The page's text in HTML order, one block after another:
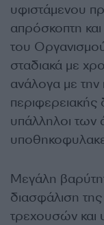
υφιστάμενου
απρόσκοπτη
του
σταδιακά με
ανάλογα με
υπάλληλοι των
Μεγάλη
διασφάλιση
τρεχουσών